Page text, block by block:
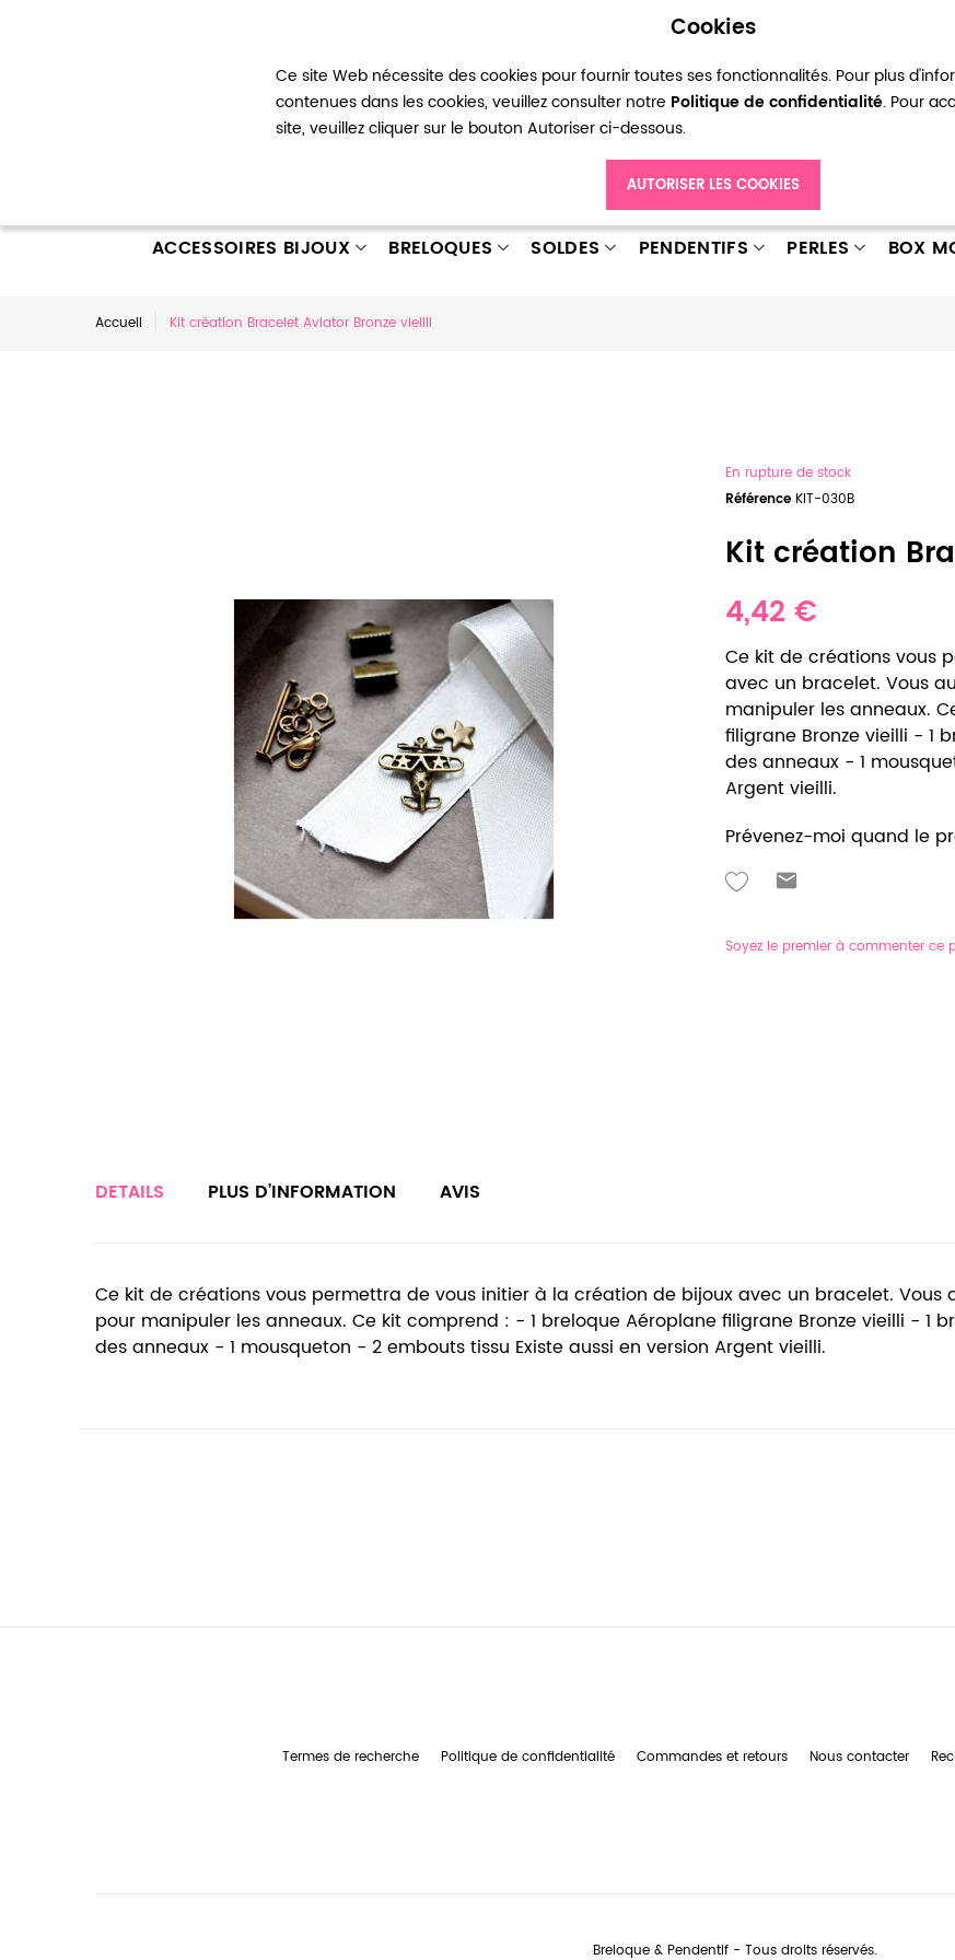
Cookies
Ce site Web nécessite des cookies pour fournir toutes ses fonctionnalités. Pour plus
contenues dans les cookies, veuillez consulter notre Politique de confidentialité. Pour
site, veuillez cliquer sur le bouton Autoriser ci-dessous.
AUTORISER LES COOKIES
Mon compte Ma liste d’envies Connexion
ACCESSOIRES BIJOUX BRELOQUES SOLDES PENDENTIFS PERLES BOX
Accueil Kit création Bracelet Aviator Bronze vieilli
En rupture de stock
Référence KIT-030B
Kit création
4,42 €
Ce kit de créations vous
avec un bracelet. Vous
manipuler les anneaux.
filigrane Bronze vieilli - 1
des anneaux - 1
Argent vieilli.
Prévenez-moi quand le
Soyez le premier à commenter ce
DETAILS
Ce kit de créations vous permettra de vous initier à la création de bijoux avec un bracelet.
pour manipuler les anneaux. Ce kit comprend : - 1 breloque Aéroplane filigrane Bronze vieilli - 1
des anneaux - 1 mousqueton - 2 embouts tissu Existe aussi en version Argent vieilli.
PLUS D’INFORMATION AVIS
Termes de recherche Politique de confidentialité Commandes et retours Nous contacter
Breloque & Pendentif - Tous droits réservés.